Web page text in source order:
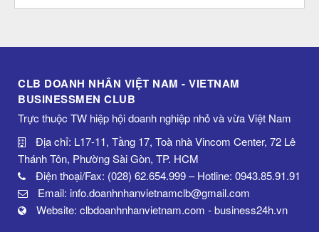
CLB DOANH NHÂN VIỆT NAM - VIETNAM
BUSINESSMEN CLUB
Trực thuộc TW hiệp hội doanh nghiệp nhỏ và vừa Việt Nam
Địa chỉ: L17-11, Tầng 17, Toà nhà Vincom Center, 72 Lê
Thánh Tôn, Phường Sài Gòn, TP. HCM
Điện thoại/Fax: (028) 62.654.999 – Hotline: 0943.85.91.91
Email: info.doanhnhanvietnamclb@gmail.com
Website: clbdoanhnhanvietnam.com - business24h.vn